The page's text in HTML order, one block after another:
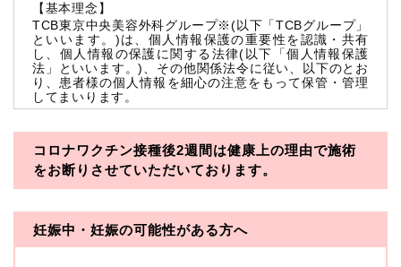
【基本理念】
TCB東京中央美容外科グループ※(以下「TCBグループ」
といいます。)は、個人情報保護の重要性を認識・共有
し、個人情報の保護に関する法律(以下「個人情報保護
法」といいます。)、その他関係法令に従い、以下のとお
り、患者様の個人情報を細心の注意をもって保管・管理
してまいります。
※TCBグループとは以下を総称していいます。
・一般社団法人メディカルアライアンス
・医療法人社団創彩会
コロナワクチン接種後2週間は健康上の理由で施術
をお断りさせていただいております。
妊娠中・妊娠の可能性がある方へ